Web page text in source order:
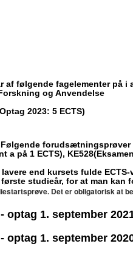
følgende fagelementer på i
og Anvendelse
2023: 5 ECTS)
a på 1 ECTS),
end kursets fulde
studieår, for at man kan
Det er obligatorisk at
optag 1. september
optag 1. september